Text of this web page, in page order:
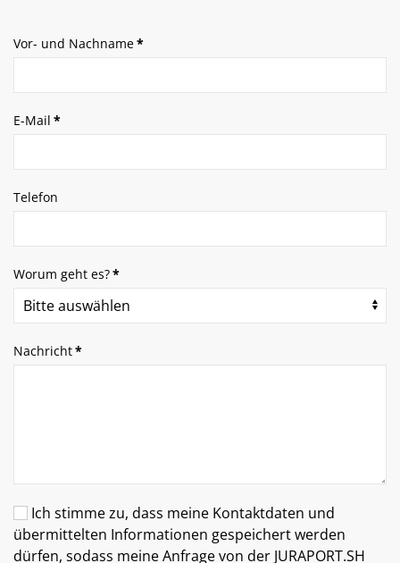
Vor- und Nachname*
E-Mail *
Telefon
Worum geht es?*
Nachricht*
Ich stimme zu, dass meine Kontaktdaten und
übermittelten Informationen gespeichert werden
dürfen, sodass meine Anfrage von der JURAPORT.SH